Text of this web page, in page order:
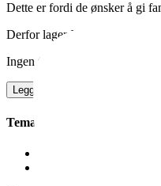
Dette er fordi de ønsker å gi
Derfor lager Xplora
Ingen feed. Ingen scrolling.
Legg til i kalender
Tema: